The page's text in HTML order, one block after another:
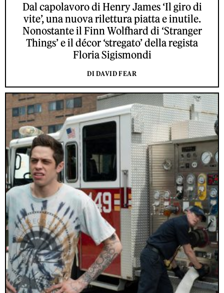
Dal capolavoro di Henry James ‘Il giro di
vite’, una nuova rilettura piatta e inutile.
Nonostante il Finn Wolfhard di ‘Stranger
Things’ e il décor ‘stregato’ della regista
Floria Sigismondi
DI DAVID FEAR